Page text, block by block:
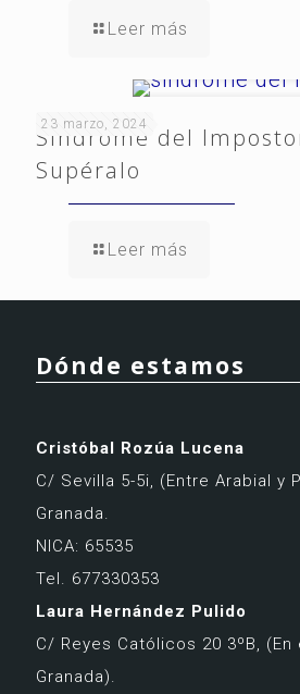
Leer más
23 marzo, 2024
Síndrome del
Supéralo
Leer más
Dónde estamos
Cristóbal Rozúa Lucena
C/ Sevilla 5-5i, (Entre Arabial y
Granada.
NICA: 65535
Tel. 677330353
Laura Hernández Pulido
C/ Reyes Católicos 20 3ºB, (En
Granada).